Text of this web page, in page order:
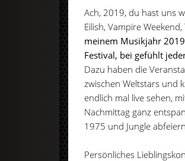
Ach, 2019, du hast uns
Eilish, Vampire
meinem Musikjahr
Festival, bei gefühlt
Dazu haben die
zwischen Weltstars und
endlich mal live sehen,
Nachmittag ganz
1975 und Jungle
Persönliches